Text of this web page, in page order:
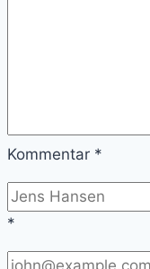
Kommentar *
*